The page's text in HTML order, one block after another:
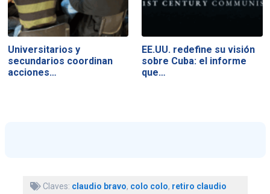
Universitarios y
secundarios coordinan
acciones…
EE.UU. redefine su visión
sobre Cuba: el informe
que…
Claves: claudio bravo, colo colo, retiro claudio